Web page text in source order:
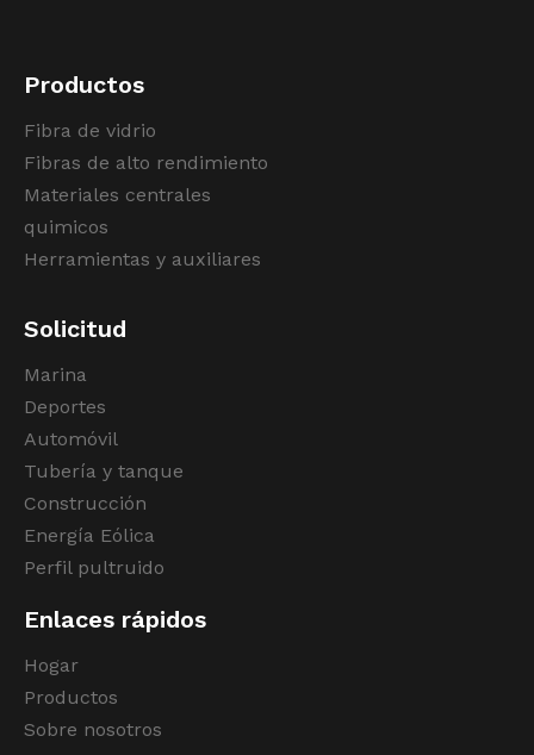
Productos
Fibra de vidrio
Fibras de alto rendimiento
Materiales centrales
quimicos
Herramientas y auxiliares
Solicitud
Marina
Deportes
Automóvil
Tubería y tanque
Construcción
Energía Eólica
Perfil pultruido
Enlaces rápidos
Hogar
Productos
Sobre nosotros